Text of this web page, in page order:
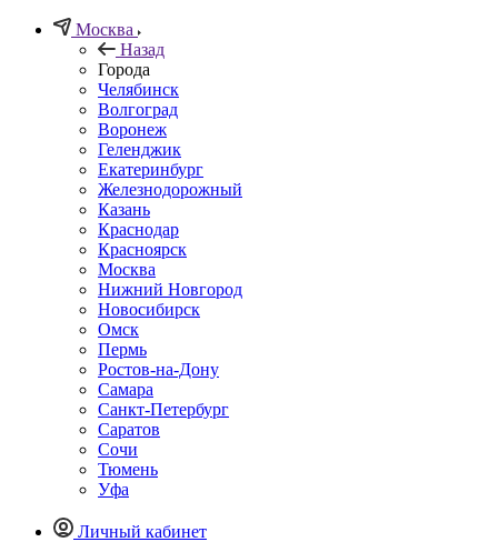
Москва
Назад
Города
Челябинск
Волгоград
Воронеж
Геленджик
Екатеринбург
Железнодорожный
Казань
Краснодар
Красноярск
Москва
Нижний Новгород
Новосибирск
Омск
Пермь
Ростов-на-Дону
Самара
Санкт-Петербург
Саратов
Сочи
Тюмень
Уфа
Личный кабинет